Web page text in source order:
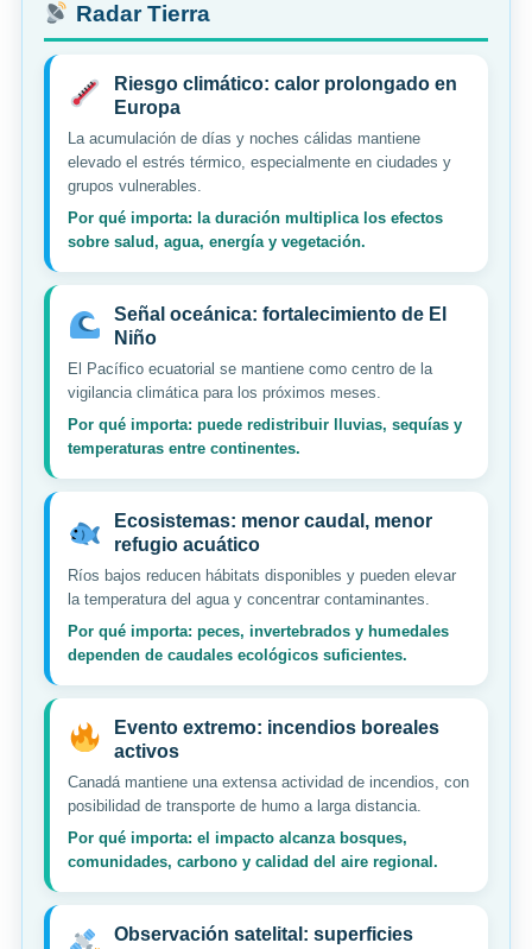
Radar Tierra
Riesgo climático: calor prolongado en
Europa
La acumulación de días y noches cálidas mantiene
elevado el estrés térmico, especialmente en ciudades y
grupos vulnerables.
Por qué importa: la duración multiplica los efectos
sobre salud, agua, energía y vegetación.
Señal oceánica: fortalecimiento de El
Niño
El Pacífico ecuatorial se mantiene como centro de la
vigilancia climática para los próximos meses.
Por qué importa: puede redistribuir lluvias, sequías y
temperaturas entre continentes.
Ecosistemas: menor caudal, menor
refugio acuático
Ríos bajos reducen hábitats disponibles y pueden elevar
la temperatura del agua y concentrar contaminantes.
Por qué importa: peces, invertebrados y humedales
dependen de caudales ecológicos suficientes.
Evento extremo: incendios boreales
activos
Canadá mantiene una extensa actividad de incendios, con
posibilidad de transporte de humo a larga distancia.
Por qué importa: el impacto alcanza bosques,
comunidades, carbono y calidad del aire regional.
Observación satelital: superficies